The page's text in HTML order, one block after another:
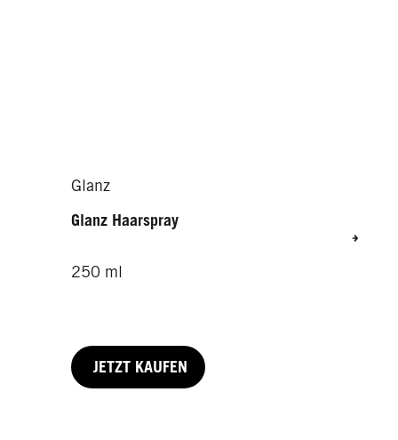
Glanz
Glanz Haarspray
250 ml
JETZT KAUFEN